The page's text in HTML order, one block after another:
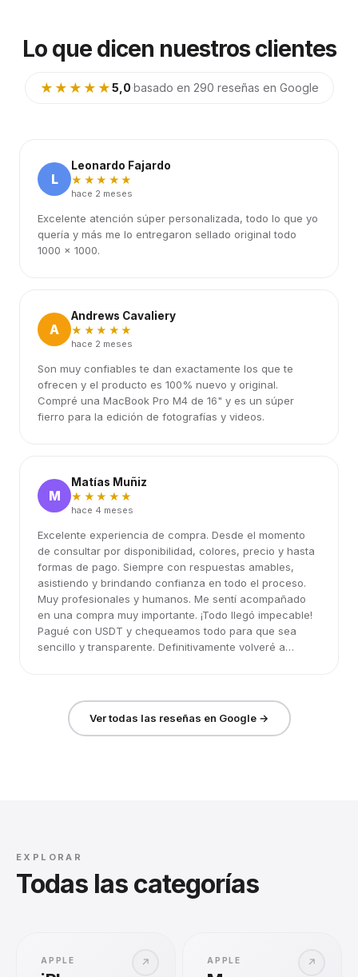
Lo que dicen nuestros clientes
★★★★★5,0·basado en 290 reseñas en Google
L
Leonardo Fajardo
★★★★★
hace 2 meses
Excelente atención súper personalizada, todo lo que yo
quería y más me lo entregaron sellado original todo
1000 x 1000.
A
Andrews Cavaliery
★★★★★
hace 2 meses
Son muy confiables te dan exactamente los que te
ofrecen y el producto es 100% nuevo y original.
Compré una MacBook Pro M4 de 16" y es un súper
fierro para la edición de fotografías y videos.
M
Matías Muñiz
★★★★★
hace 4 meses
Excelente experiencia de compra. Desde el momento
de consultar por disponibilidad, colores, precio y hasta
formas de pago. Siempre con respuestas amables,
asistiendo y brindando confianza en todo el proceso.
Muy profesionales y humanos. Me sentí acompañado
en una compra muy importante. ¡Todo llegó impecable!
Pagué con USDT y chequeamos todo para que sea
sencillo y transparente. Definitivamente volveré a
Ver todas las reseñas en Google →
EXPLORAR
Todas las categorías
↗
APPLE ↗
APPLE